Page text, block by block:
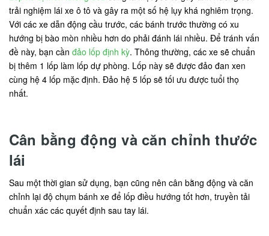
trải nghiệm lái xe ô tô và gây ra một số hệ lụy khá nghiêm trọng.
Với các xe dẫn động cầu trước, các bánh trước thường có xu
hướng bị bào mòn nhiều hơn do phải đánh lái nhiều. Để tránh vấn
đề này, bạn cần đảo lốp định kỳ. Thông thường, các xe sẽ chuẩn
bị thêm 1 lốp làm lốp dự phòng. Lốp này sẽ được đảo đan xen
cùng hệ 4 lốp mặc định. Đảo hệ 5 lốp sẽ tối ưu được tuổi thọ
nhất.
Cân bằng động và căn chỉnh thước
lái
Sau một thời gian sử dụng, bạn cũng nên cân bằng động và căn
chỉnh lại độ chụm bánh xe để lốp điều hướng tốt hơn, truyền tải
chuẩn xác các quyết định sau tay lái.